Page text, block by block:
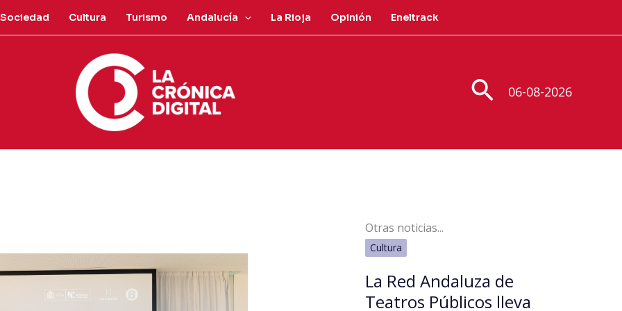
Sociedad Cultura Turismo Andalucía La Rioja Opinión Eneltrack
Buscar
06-08-2026
Otras noticias...
Cultura
La Red Andaluza de
Teatros Públicos lleva